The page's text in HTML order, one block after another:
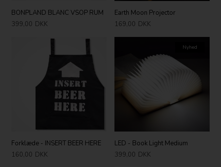
BONPLAND BLANC VSOP RUM
399,00 DKK
Earth Moon Projector
169,00 DKK
Forklæde - INSERT BEER HERE
160,00 DKK
Nyhed
LED - Book Light Medium
399,00 DKK